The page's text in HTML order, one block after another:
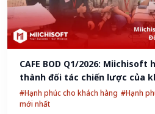
CAFE BOD Q1/2026:
thành đối tác chiến lược của
#Hạnh phúc cho khách hàng #Hạnh
mới nhất